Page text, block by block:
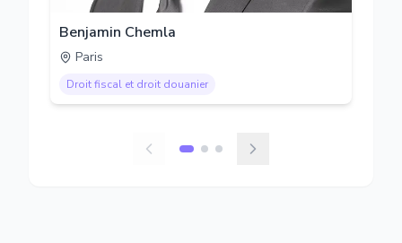
Benjamin Chemla
Paris
Droit fiscal et droit douanier